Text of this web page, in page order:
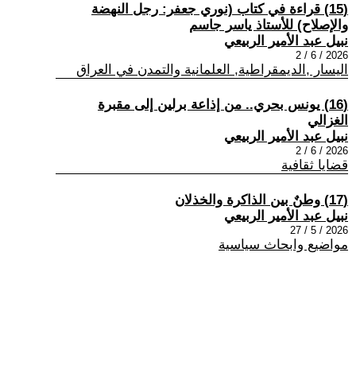
(15) قراءة في كتاب (نوري جعفر: رجل النهضة
والإصلاح) للأستاذ ياسر جاسم
نبيل عبد الأمير الربيعي
2026 / 6 / 2
اليسار ,الديمقراطية, العلمانية والتمدن في العراق
(16) يونس بحري.. من إذاعة برلين إلى مقبرة
الغزالي
نبيل عبد الأمير الربيعي
2026 / 6 / 2
قضايا ثقافية
(17) وطنٌ بين الذاكرة والخذلان
نبيل عبد الأمير الربيعي
2026 / 5 / 27
مواضيع وابحاث سياسية